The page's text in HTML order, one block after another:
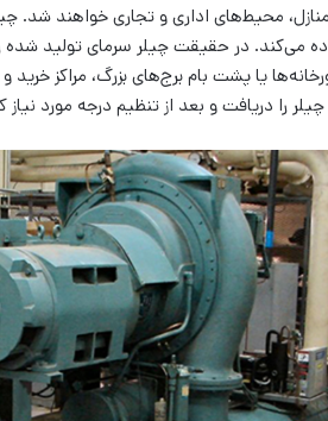
محیط‌های اداری و تجاری خواهند شد.
می‌کند. در حقیقت چیلر سرمای تولید
یا پشت بام برج‌های بزرگ، مراکز
را دریافت و بعد از تنظیم درجه مورد